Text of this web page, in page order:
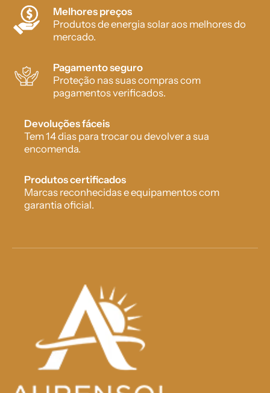
Melhores preços
Produtos de energia solar aos melhores do
mercado.
Pagamento seguro
Proteção nas suas compras com
pagamentos verificados.
Devoluções fáceis
Tem 14 dias para trocar ou devolver a sua
encomenda.
Produtos certificados
Marcas reconhecidas e equipamentos com
garantia oficial.